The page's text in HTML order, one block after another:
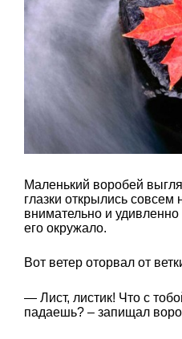
Маленький воробей
глазки открылись совсем
внимательно и
его окружало.
Вот ветер оторвал от
— Лист, листик! Что с
падаешь? – запищал